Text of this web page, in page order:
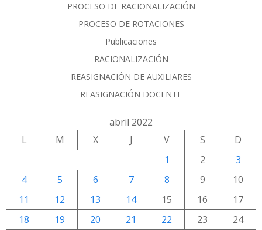
PROCESO DE RACIONALIZACIÓN
PROCESO DE ROTACIONES
Publicaciones
RACIONALIZACIÓN
REASIGNACIÓN DE AUXILIARES
REASIGNACIÓN DOCENTE
abril 2022
L
M X J V S
D
1
2
3
4
5 6 7 8 9
10
11
12 13 14 15 16
17
18
19 20 21 22 23 24